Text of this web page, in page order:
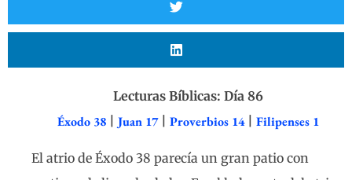
Lecturas Bíblicas: Día 86
Éxodo 38| Juan 17| Proverbios 14| Filipenses 1
El atrio de Éxodo 38 parecía un gran patio con